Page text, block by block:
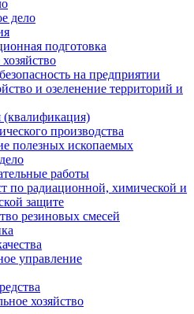
дело
подготовка
на предприятии
и озеленение территорий и
(квалификация)
производства
полезных ископаемых
работы
по радиационной, химической и
защите
резиновых смесей
управление
хозяйство